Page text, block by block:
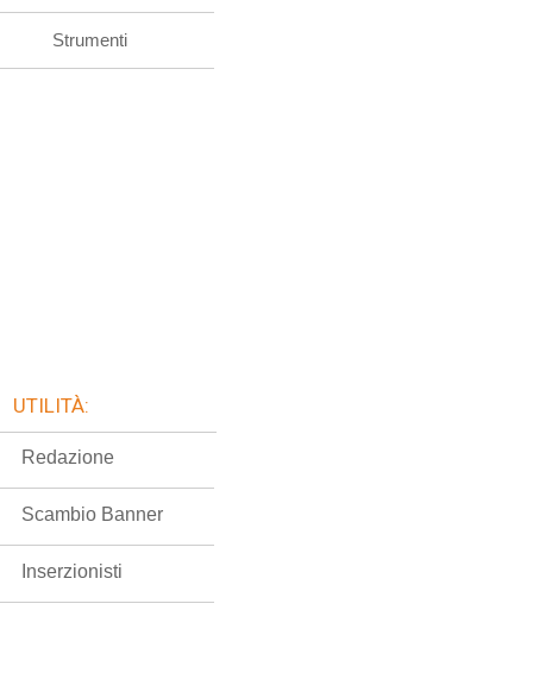
Strumenti
UTILITÀ:
Redazione
Scambio Banner
Inserzionisti